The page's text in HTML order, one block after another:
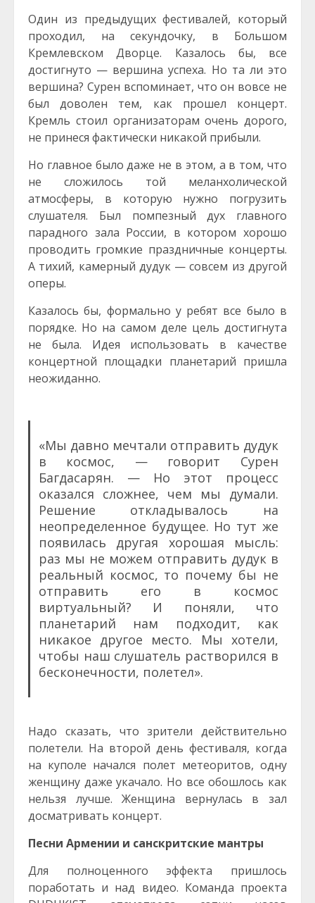
Один из предыдущих фестивалей, который
проходил, на секундочку, в Большом
Кремлевском Дворце. Казалось бы, все
достигнуто — вершина успеха. Но та ли это
вершина? Сурен вспоминает, что он вовсе не
был доволен тем, как прошел концерт.
Кремль стоил организаторам очень дорого,
не принеся фактически никакой прибыли.
Но главное было даже не в этом, а в том, что
не сложилось той меланхолической
атмосферы, в которую нужно погрузить
слушателя. Был помпезный дух главного
парадного зала России, в котором хорошо
проводить громкие праздничные концерты.
А тихий, камерный дудук — совсем из другой
оперы.
Казалось бы, формально у ребят все было в
порядке. Но на самом деле цель достигнута
не была. Идея использовать в качестве
концертной площадки планетарий пришла
неожиданно.
«Мы давно мечтали отправить дудук
в космос, — говорит Сурен
Багдасарян. — Но этот процесс
оказался сложнее, чем мы думали.
Решение откладывалось на
неопределенное будущее. Но тут же
появилась другая хорошая мысль:
раз мы не можем отправить дудук в
реальный космос, то почему бы не
отправить его в космос
виртуальный? И поняли, что
планетарий нам подходит, как
никакое другое место. Мы хотели,
чтобы наш слушатель растворился в
бесконечности, полетел».
Надо сказать, что зрители действительно
полетели. На второй день фестиваля, когда
на куполе начался полет метеоритов, одну
женщину даже укачало. Но все обошлось как
нельзя лучше. Женщина вернулась в зал
досматривать концерт.
Песни Армении и санскритские мантры
Для полноценного эффекта пришлось
поработать и над видео. Команда проекта